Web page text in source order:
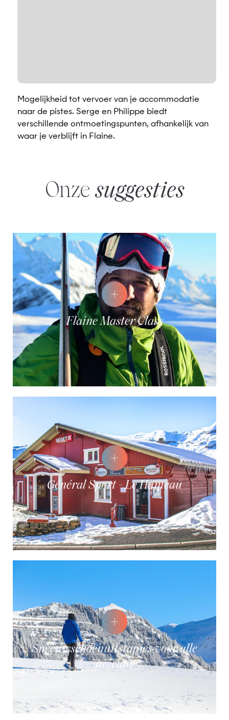
Mogelijkheid tot vervoer van je accommodatie
naar de pistes. Serge en Philippe biedt
verschillende ontmoetingspunten, afhankelijk van
waar je verblijft in Flaine.
Onze suggesties
Flaine Master Class
Général Sport - Le Hameau
Sneeuwschoenuitstapjes voor alle
niveaus